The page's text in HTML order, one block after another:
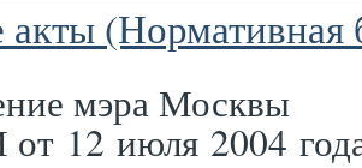
(Нормативная
мэра Москвы
12 июля 2004